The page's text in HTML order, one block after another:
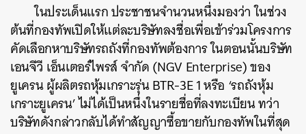
ในประเด็นแรก ประชาชนจำนวนหนึ่งมองว่า ในช่วง
ต้นที่กองทัพเปิดให้แต่ละบริษัทลงชื่อเพื่อเข้าร่วมโครงการ
คัดเลือกหาบริษัทรถถังที่กองทัพต้องการ ในตอนนั้นบริษัท
เอนจีวี เอ็นเตอร์ไพรส์ จำกัด (NGV Enterprise) ของ
ยูเครน ผู้ผลิตรถหุ้มเกราะรุ่น BTR-3E 1 หรือ ‘รถถังหุ้ม
เกราะยูเครน’ ไม่ได้เป็นหนึ่งในรายชื่อที่ลงทะเบียน ทว่า
บริษัทดังกล่าวกลับได้ทำสัญญาซื้อขายกับกองทัพในที่สุด